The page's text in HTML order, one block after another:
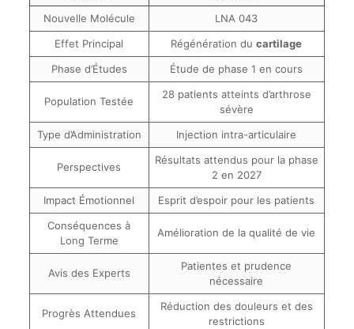
Nouvelle Molécule
LNA 043
Effet Principal
Régénération ducartilage
Phase d’Études
Étude de phase 1 en cours
Population Testée
28 patients atteints d’arthrose
sévère
Type d’Administration
Injection intra-articulaire
Perspectives
Résultats attendus pour la phase
2 en 2027
Impact Émotionnel
Esprit d’espoir pour les patients
Conséquences à
Long Terme
Amélioration de la qualité de vie
Avis des Experts
Patientes et prudence
nécessaire
Progrès Attendues
Réduction des douleurs et des
restrictions